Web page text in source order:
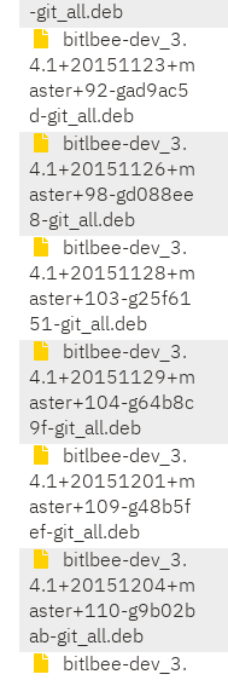
-git_all.deb
bitlbee-dev_3.
4.1+20151123+m
aster+92-gad9ac5
d-git_all.deb
bitlbee-dev_3.
4.1+20151126+m
aster+98-gd088ee
8-git_all.deb
bitlbee-dev_3.
4.1+20151128+m
aster+103-g25f61
51-git_all.deb
bitlbee-dev_3.
4.1+20151129+m
aster+104-g64b8c
9f-git_all.deb
bitlbee-dev_3.
4.1+20151201+m
aster+109-g48b5f
ef-git_all.deb
bitlbee-dev_3.
4.1+20151204+m
aster+110-g9b02b
ab-git_all.deb
bitlbee-dev_3.